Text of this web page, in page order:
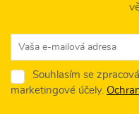
Souhlasím se
marketingové účely.